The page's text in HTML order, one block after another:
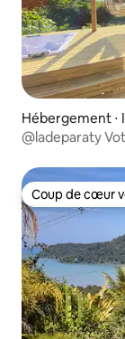
Hébergement ⋅
@ladeparaty
Coup de cœur
Coup de cœur